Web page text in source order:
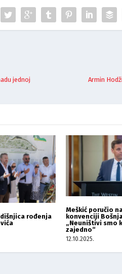
jednoj
Armin
rođenja
Meškić poručio
konvenciji
„Neuništivi smo
zajedno“
12.10.2025.